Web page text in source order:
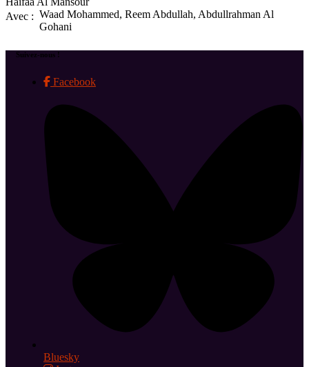
Avec : Waad Mohammed, Reem Abdullah, Abdullrahman Al
Gohani
Suivez-nous !
Facebook
Bluesky